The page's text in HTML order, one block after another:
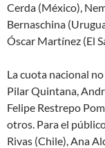
Cerda (México),
Bernaschina
Óscar Martínez (El
La cuota nacional
Pilar Quintana,
Felipe Restrepo
otros. Para el
Rivas (Chile), Ana